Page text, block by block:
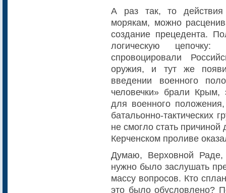
А раз так, то
морякам, можно
создание прецедента.
логическую
спровоцировали
оружия, и тут же
введении военного
человечки» брали
для военного
батальонно-тактических
не смогло стать
Керченском проливе
Думаю, Верховной Раде,
нужно было заслушать
массу вопросов. Кто
это было обусловлено?